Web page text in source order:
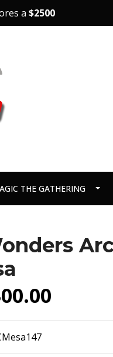
a $2500
THE GATHERING